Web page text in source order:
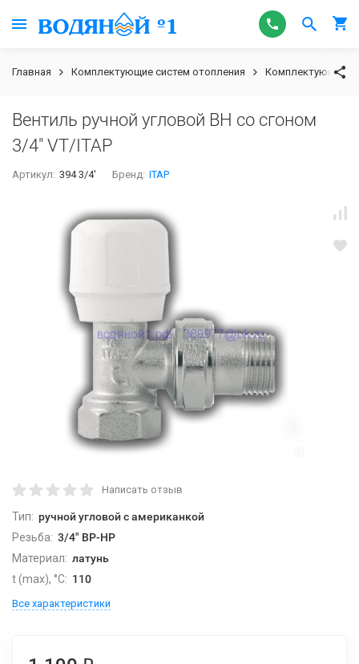
Главная Комплектующие систем отопления Комплектующие к
Вентиль ручной угловой ВН со сгоном
3/4" VT/ITAP
Артикул: 394 3/4' Бренд: ITAP
Написать отзыв
Тип: ручной угловой с американкой
Резьба: 3/4" ВР-НР
Материал: латунь
t (max), °С: 110
Все характеристики